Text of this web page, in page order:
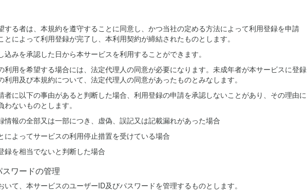
る者は、本規約を遵守することに同意し、かつ当社の定める方法によって利用登録を申請
とによって利用登録が完了し、本利用契約が締結されたものとします。
みを承認した日から本サービスを利用することができます。
用を希望する場合には、法定代理人の同意が必要になります。未成年者が本サービスに登録
利用及び本規約について、法定代理人の同意があったものとみなします。
に以下の事由があると判断した場合、利用登録の申請を承認しないことがあり、その理由に
ないものとします。
報の全部又は一部につき、虚偽、誤記又は記載漏れがあった場合
よってサービスの利用停止措置を受けている場合
を相当でないと判断した場合
ワードの管理
て、本サービスのユーザーID及びパスワードを管理するものとします。